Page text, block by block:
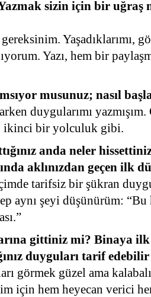
sizin için bir uğraş
Yaşadıklarımı,
Yazı, hem bir
musunuz; nasıl
duygularımı
ikinci bir yolculuk gibi.
anda neler
aklınızdan geçen ilk
tarifsiz bir şükran
aynı şeyi düşünürüm:
gittiniz mi? Binaya
duyguları tarif
görmek güzel ama
için hem heyecan verici